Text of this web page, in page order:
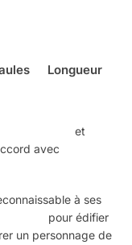
Longueur
et
avec
à ses
pour édifier
un personnage de